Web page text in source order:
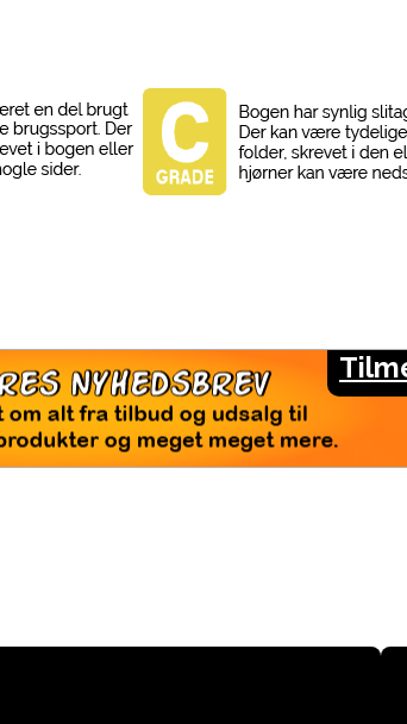
NYHEDSBREV
om alt fra tilbud og udsalg til
og meget meget mere.